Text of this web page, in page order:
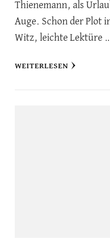
Thienemann, als
Auge. Schon der Plot
Witz, leichte Lektüre
WEITERLESEN